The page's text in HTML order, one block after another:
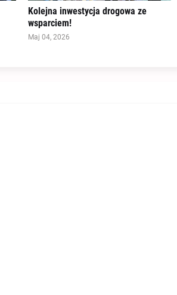
Kolejna inwestycja drogowa ze
wsparciem!
Maj 04, 2026